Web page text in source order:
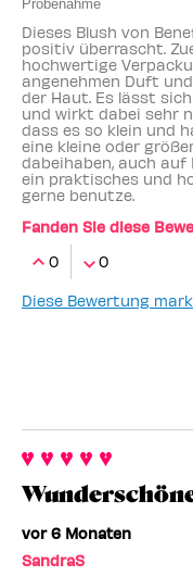
Probenahme
Dieses Blush von
positiv überrascht.
hochwertige
angenehmen Duft
der Haut. Es lässt
und wirkt dabei sehr
dass es so klein und
eine kleine oder
dabeihaben, auch auf
ein praktisches und
gerne benutze.
Fanden Sie diese
0
0
Diese Bewertung
vor 6 Monaten
SandraS